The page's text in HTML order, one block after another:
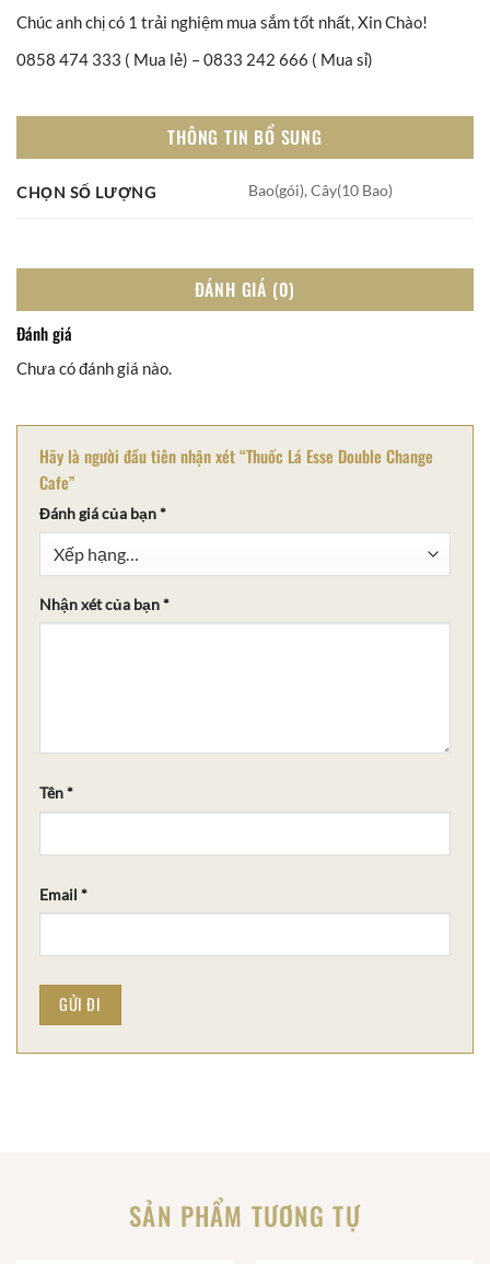
Chúc anh chị có 1 trải nghiệm mua sắm tốt nhất, Xin Chào!
0858 474 333 ( Mua lẻ) – 0833 242 666 ( Mua sỉ)
THÔNG TIN BỔ SUNG
CHỌN SỐ LƯỢNG Bao(gói), Cây(10 Bao)
ĐÁNH GIÁ (0)
Đánh giá
Chưa có đánh giá nào.
Hãy là người đầu tiên nhận xét “Thuốc Lá Esse Double Change
Cafe”
Đánh giá của bạn*
Nhận xét của bạn*
Tên*
Email *
SẢN PHẨM TƯƠNG TỰ